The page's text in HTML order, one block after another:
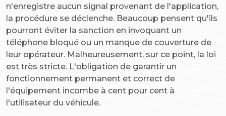
n'enregistre aucun signal provenant de l'application,
la procédure se déclenche. Beaucoup pensent qu'ils
pourront éviter la sanction en invoquant un
téléphone bloqué ou un manque de couverture de
leur opérateur. Malheureusement, sur ce point, la loi
est très stricte. L'obligation de garantir un
fonctionnement permanent et correct de
l'équipement incombe à cent pour cent à
l'utilisateur du véhicule.